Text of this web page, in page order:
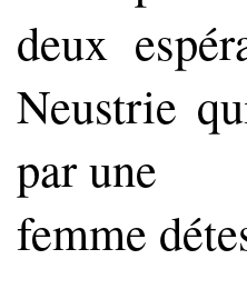
deux
Neustrie
par une
femme